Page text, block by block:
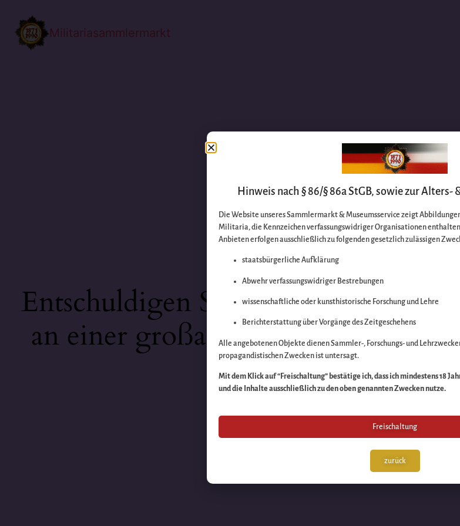
Militariasammlermarkt
Entschuldigen Sie bitte die
an einer großartigen Sache –
Hinweis nach § 86/§ 86a StGB, sowie zur
Die Website unseres Sammlermarkt & Museumsservice zeigt
Militaria, die Kennzeichen verfassungswidriger Organisationen
Anbieten erfolgen ausschließlich zu folgenden gesetzlich zulässigen
staatsbürgerliche Aufklärung
Abwehr verfassungswidriger Bestrebungen
wissenschaftliche oder kunsthistorische Forschung und Lehre
Berichterstattung über Vorgänge des Zeitgeschehens
Alle angebotenen Objekte dienen Sammler-, Forschungs- und
propagandistischen Zwecken ist untersagt.
Mit dem Klick auf “Freischaltung” bestätige ich, dass ich mindestens 18
und die Inhalte ausschließlich zu den oben genannten Zwecken nutze.
Freischaltung
zurück